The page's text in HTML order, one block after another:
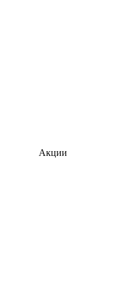
Акции